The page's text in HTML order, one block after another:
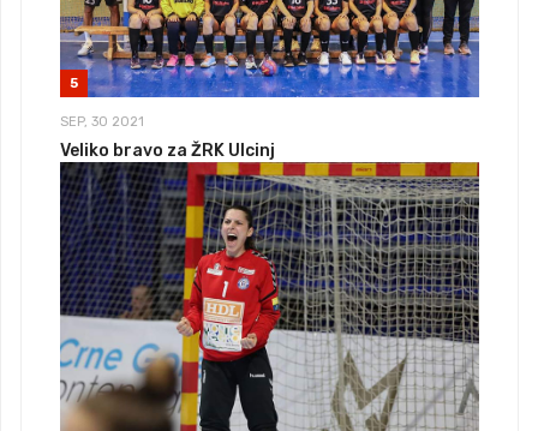
5
SEP, 30 2021
Veliko bravo za ŽRK Ulcinj